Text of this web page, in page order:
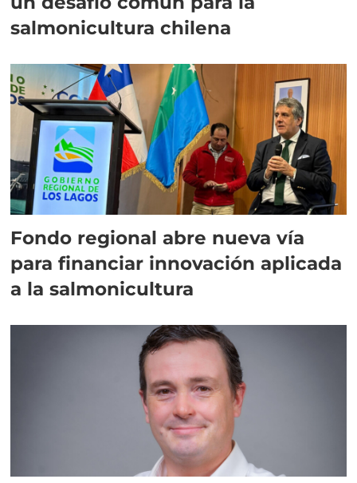
salmonicultura chilena
Fondo regional abre nueva vía
para financiar innovación aplicada
a la salmonicultura